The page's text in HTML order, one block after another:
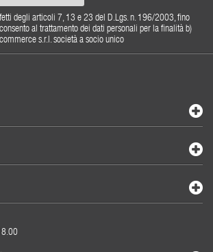
degli articoli 7, 13 e 23 del D.Lgs. n. 196/2003, fino
al trattamento dei dati personali per la finalità b)
s.r.l. società a socio unico